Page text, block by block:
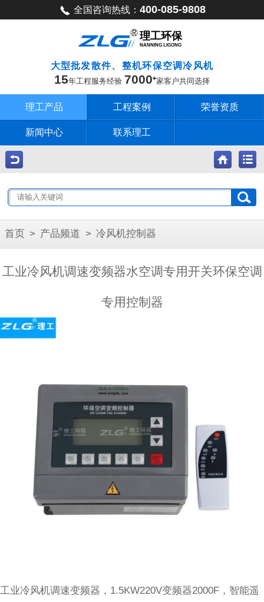
全国咨询热线： 400-085-9808
理工环保
NANNING LIGONG
大型批发散件、整机环保空调冷风机
15年工程服务经验 7000 家客户共同选择
理工产品 工程案例 荣誉资质
新闻中心 联系理工
首页 > 产品频道 > 冷风机控制器
工业冷风机调速变频器水空调专用开关环保空调
专用控制器
工业冷风机调速变频器，1.5KW220V变频器2000F，智能遥